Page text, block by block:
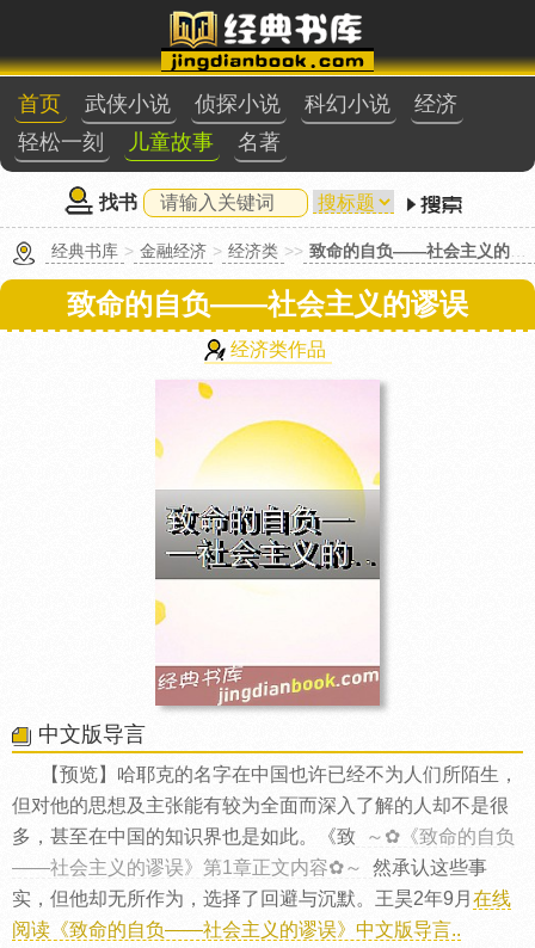
首页 武侠小说 侦探小说 科幻小说
经济
轻松一刻
儿童故事 名著
找书
经典书库 > 金融经济 > 经济类 >> 致命的自负——社会主义的谬误
致命的自负——社会主义的谬误
经济类作品
中文版导言
【预览】哈耶克的名字在中国也许已经不为人们所陌生，
但对他的思想及主张能有较为全面而深入了解的人却不是很
多，甚至在中国的知识界也是如此。《致
～✿《致命的自负
——社会主义的谬误》第1章正文内容✿～
然承认这些事
实，但他却无所作为，选择了回避与沉默。王昊2年9月 在线
阅读《致命的自负——社会主义的谬误》中文版导言..